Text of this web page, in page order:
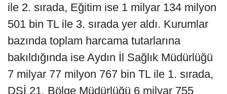
ile 2. sırada, Eğitim ise 1 milyar 134 milyon
501 bin TL ile 3. sırada yer aldı. Kurumlar
bazında toplam harcama tutarlarına
bakıldığında ise Aydın İl Sağlık Müdürlüğü
7 milyar 77 milyon 767 bin TL ile 1. sırada,
DSİ 21. Bölge Müdürlüğü 6 milyar 755